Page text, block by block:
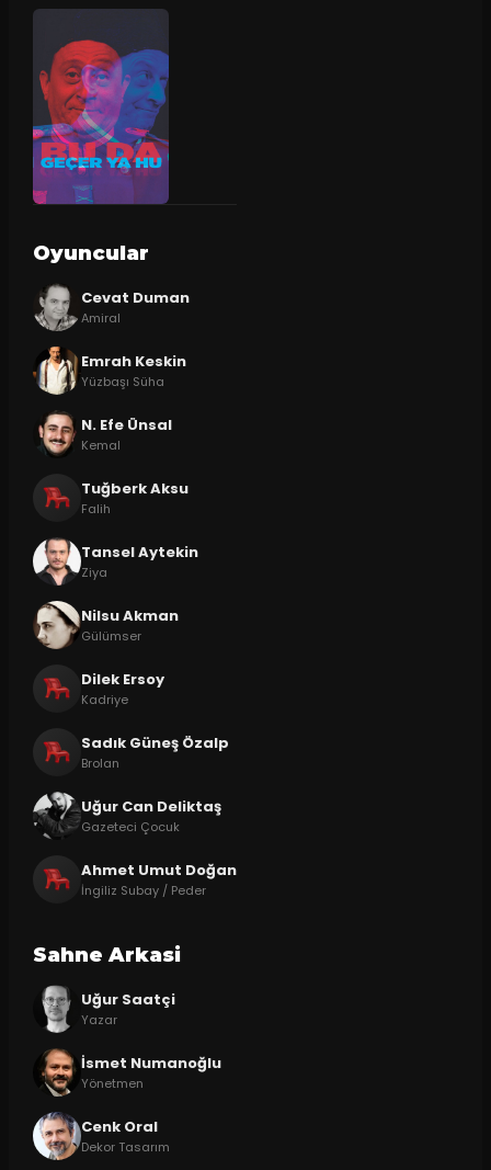
Oyuncular
Cevat Duman
Amiral
Emrah Keskin
Yüzbaşı Süha
N. Efe Ünsal
Kemal
Tuğberk Aksu
Falih
Tansel Aytekin
Ziya
Nilsu Akman
Gülümser
Dilek Ersoy
Kadriye
Sadık Güneş Özalp
Brolan
Uğur Can Deliktaş
Gazeteci Çocuk
Ahmet Umut Doğan
İngiliz Subay / Peder
Sahne Arkasi
Uğur Saatçi
Yazar
İsmet Numanoğlu
Yönetmen
Cenk Oral
Dekor Tasarım